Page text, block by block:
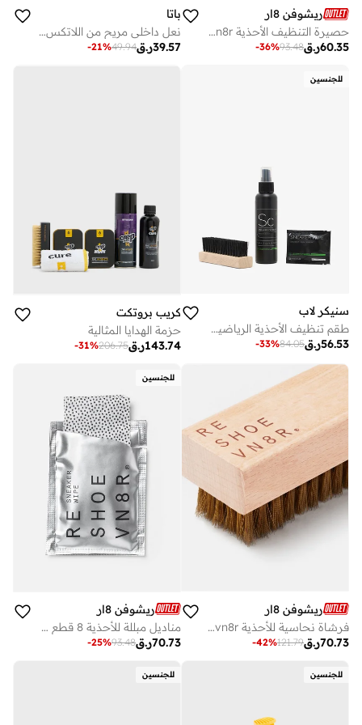
ريشوفن 8ار
حصيرة التنظيف الأحذية Reshoevn8r
ر.ق60.35
93.48
-36%
باتا
نعل داخلي مريح من اللاتكس من باتا كير
ر.ق39.57
49.94
-21%
للجنسين
سنيكر لاب
طقم تنظيف الأحذية الرياضية الأساسي مل مع فرشاة
ر.ق56.53
84.05
-33%
كريب بروتكت
حزمة الهدايا المثالية
ر.ق143.74
206.75
-31%
ريشوفن 8ار
فرشاة نحاسية للأحذية Reshoevn8r
ر.ق70.73
121.79
-42%
للجنسين
ريشوفن 8ار
مناديل مبللة للأحذية 8 قطع Reshoevn8r
ر.ق70.73
93.48
-25%
للجنسين للجنسين